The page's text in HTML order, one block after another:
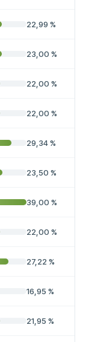
22,99 %
23,00 %
22,00 %
22,00 %
29,34%
23,50 %
39,00 %
22,00 %
27,22 %
16,95 %
21,95 %